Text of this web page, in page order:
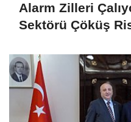
Alarm Zilleri
Sektörü Çöküş